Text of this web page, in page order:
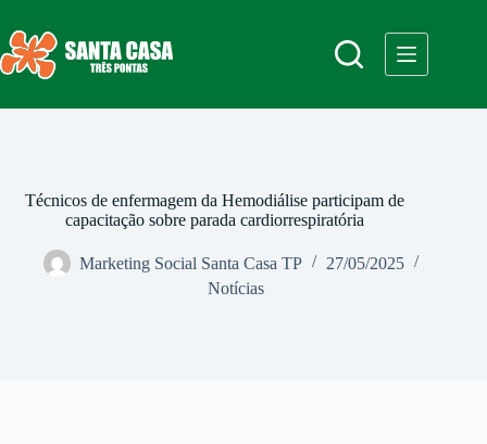
Técnicos de enfermagem da Hemodiálise participam de
capacitação sobre parada cardiorrespiratória
Marketing Social Santa Casa TP
27/05/2025
Notícias